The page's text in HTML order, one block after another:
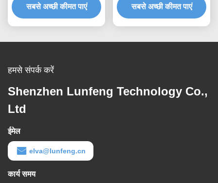
सबसे अच्छी कीमत पाएं
सबसे अच्छी कीमत पाएं
हमसे संपर्क करें
Shenzhen Lunfeng Technology Co.,
Ltd
ईमेल
elva@lunfeng.cn
कार्य समय